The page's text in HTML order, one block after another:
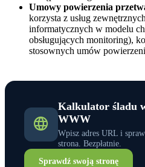
Umowy powierzenia
korzysta z usług
informatycznych w modelu
obsługujących monitoring),
stosownych umów
Kalkulator śladu
WWW
Wpisz adres URL i
strona. Bezpłatnie.
Sprawdź swoją stronę